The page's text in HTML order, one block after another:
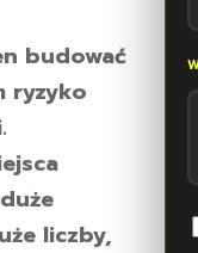
budować
ryzyko
liczby,